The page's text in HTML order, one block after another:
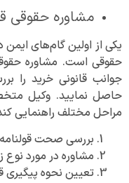
مشاوره حقوقی
یکی از اولین گام‌های ایمن
حقوقی است. مشاوره
جوانب قانونی خرید را
حاصل نمایید. وکیل
مراحل مختلف راهنمایی
بررسی صحت قولنامه
مشاوره در مورد نوع
تعیین نحوه پیگیری